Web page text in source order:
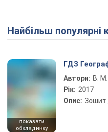
Найбільш популярні
показати
обкладинку
ГДЗ
Автори: В. М.
Рік: 2017
Опис: Зошит